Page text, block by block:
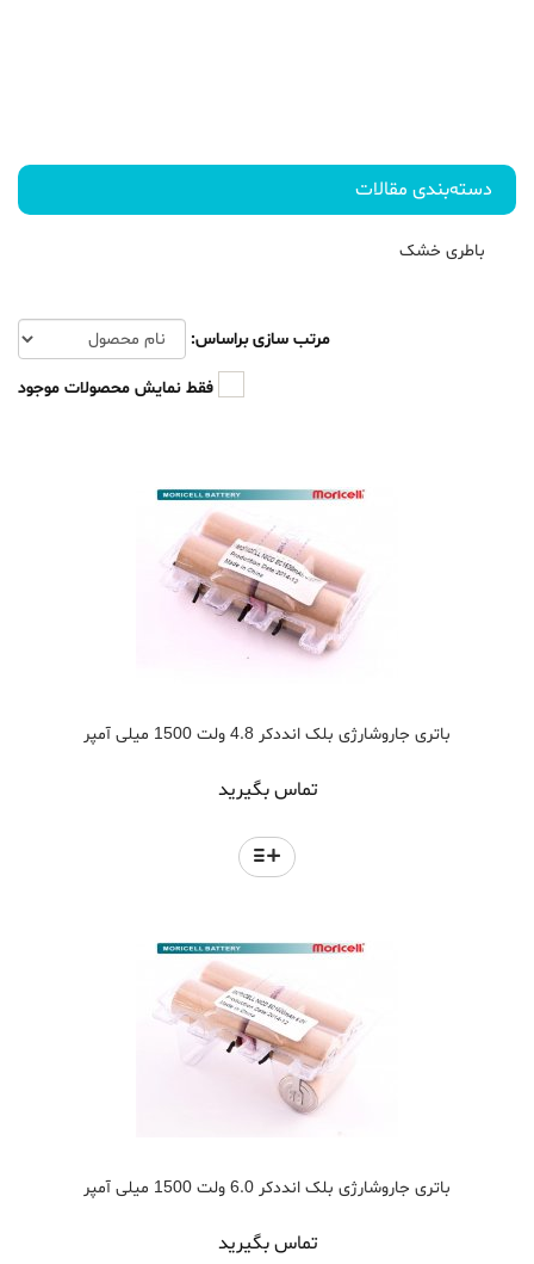
دسته‌بندی مقالات
باطری خشک
مرتب سازی براساس:
فقط نمایش محصولات موجود
باتری جاروشارژی بلک انددکر 4.8 ولت 1500 میلی آمپر
تماس بگیرید
باتری جاروشارژی بلک انددکر 6.0 ولت 1500 میلی آمپر
تماس بگیرید